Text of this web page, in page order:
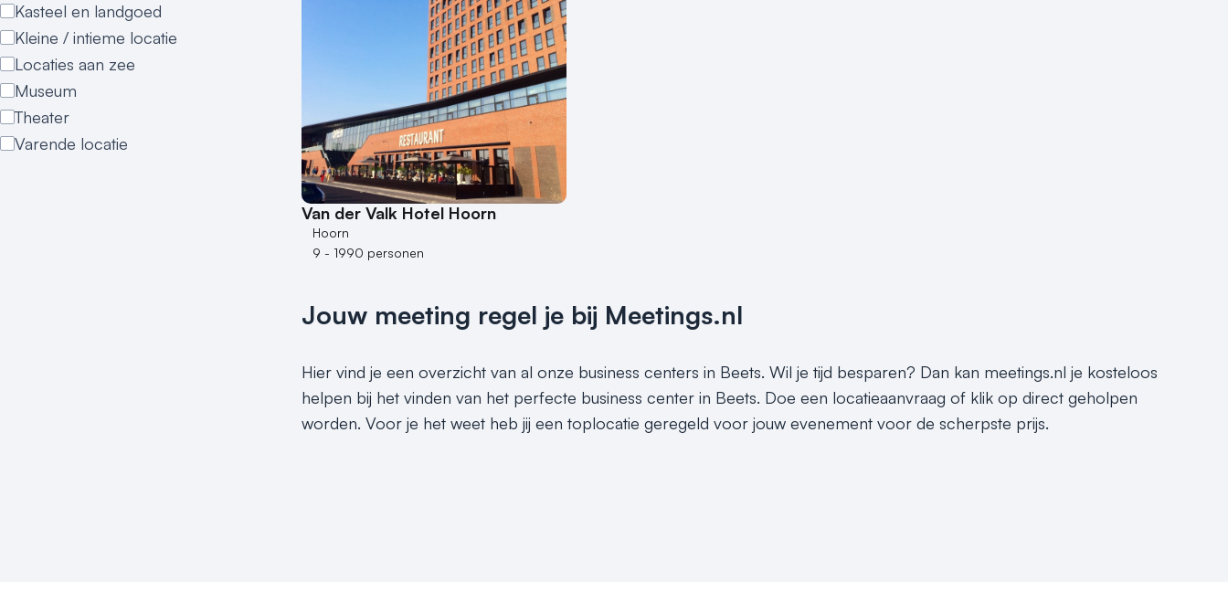
Kasteel en landgoed
Kleine / intieme locatie
Locaties aan zee
Museum
Theater
Varende locatie
Van der Valk Hotel Hoorn
Hoorn
9 - 1990 personen
Jouw meeting regel je bij Meetings.nl
Hier vind je een overzicht van al onze business centers in Beets. Wil je tijd besparen? Dan kan meetings.nl je kosteloos
helpen bij het vinden van het perfecte business center in Beets. Doe een locatieaanvraag of klik op direct geholpen
worden. Voor je het weet heb jij een toplocatie geregeld voor jouw evenement voor de scherpste prijs.